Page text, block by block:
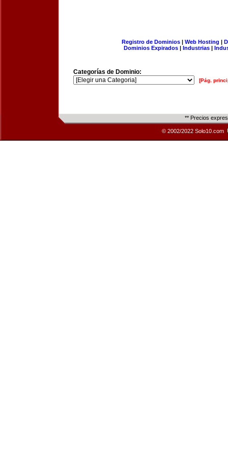
Registro de Dominios| Web Hosting |
Dominios Expirados | Industrias |
Categorías de Dominio:
[Pág.
** Precios
© 2002/2022 Solo10.com